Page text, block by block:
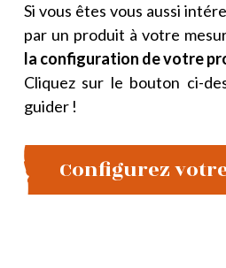
Si vous êtes vous aussi
par un produit à votre
la configuration de votre
Cliquez sur le bouton ci-
guider !
Configurez